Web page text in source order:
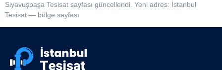
Siyavuşpaşa Tesisat sayfası güncellendi. Yeni adres: İstanbul
Tesisat — bölge sayfası